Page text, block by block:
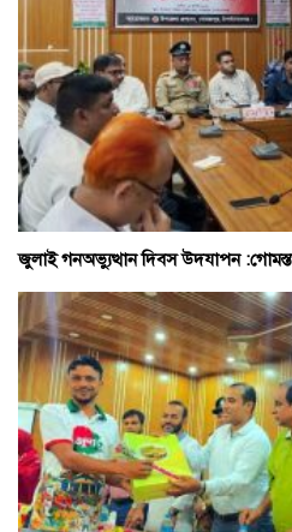
জুলাই গনঅভ্যুত্থান দিবস উদযাপন